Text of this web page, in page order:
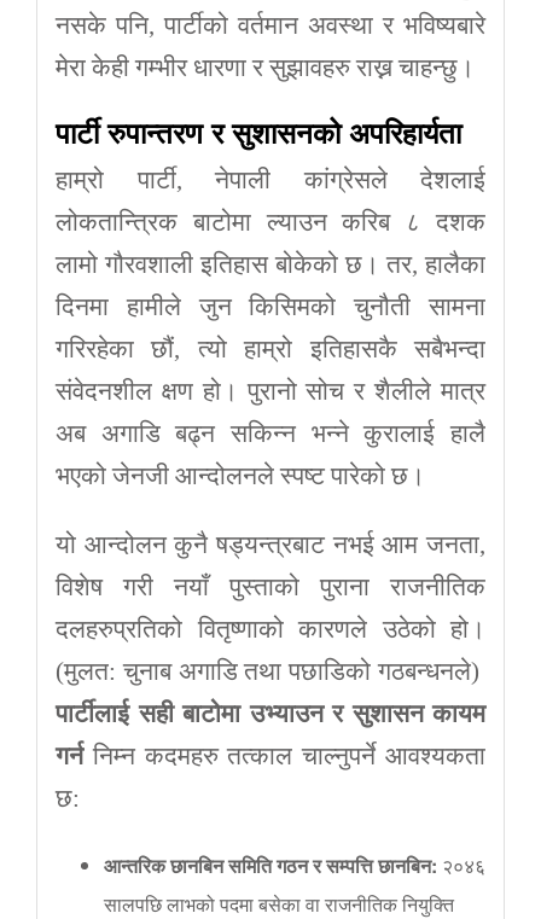
नसके पनि, पार्टीको वर्तमान अवस्था र भविष्यबारे
मेरा केही गम्भीर धारणा र सुझावहरु राख्न चाहन्छु।
पार्टी रुपान्तरण र सुशासनको अपरिहार्यता
हाम्रो पार्टी, नेपाली कांग्रेसले देशलाई
लोकतान्त्रिक बाटोमा ल्याउन करिब ८ दशक
लामो गौरवशाली इतिहास बोकेको छ। तर, हालैका
दिनमा हामीले जुन किसिमको चुनौती सामना
गरिरहेका छौं, त्यो हाम्रो इतिहासकै सबैभन्दा
संवेदनशील क्षण हो। पुरानो सोच र शैलीले मात्र
अब अगाडि बढ्न सकिन्न भन्ने कुरालाई हालै
भएको जेनजी आन्दोलनले स्पष्ट पारेको छ।
यो आन्दोलन कुनै षड्यन्त्रबाट नभई आम जनता,
विशेष गरी नयाँ पुस्ताको पुराना राजनीतिक
दलहरुप्रतिको वितृष्णाको कारणले उठेको हो।
(मुलत: चुनाब अगाडि तथा पछाडिको गठबन्धनले)
पार्टीलाई सही बाटोमा उभ्याउन र सुशासन कायम
गर्ननिम्न कदमहरु तत्काल चाल्नुपर्ने आवश्यकता
छ:
आन्तरिकछानबिनसमितिगठनरसम्पत्तिछानबिन: २०४६
सालपछि लाभको पदमा बसेका वा राजनीतिक नियुक्ति